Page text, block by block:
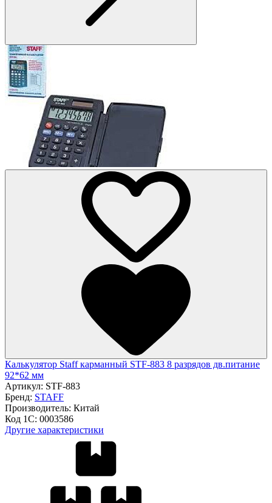
Калькулятор Staff карманный STF-883 8 разрядов дв.питание
92*62 мм
Артикул: STF-883
Бренд: STAFF
Производитель: Китай
Код 1С: 0003586
Другие характеристики